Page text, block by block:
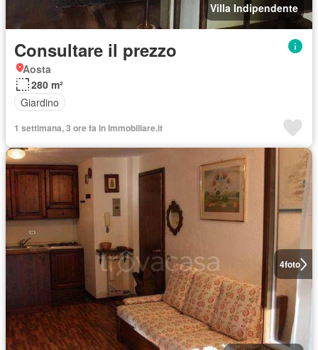
Villa Indipendente
Consultare il prezzo
Aosta
280 m²
Giardino
1 settimana, 3 ore fa in Immobiliare.it
4foto